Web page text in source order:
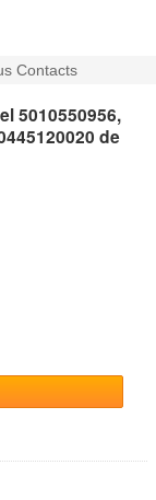
Contacts
5010550956,
de